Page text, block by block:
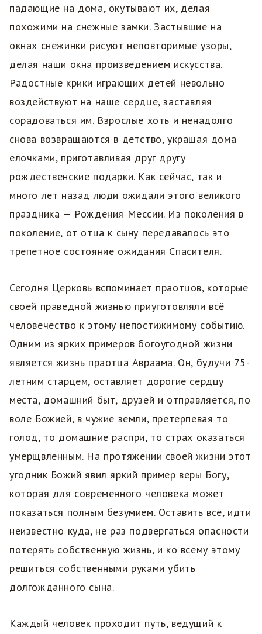
падающие на дома, окутывают их, делая
похожими на снежные замки. Застывшие на
окнах снежинки рисуют неповторимые узоры,
делая наши окна произведением искусства.
Радостные крики играющих детей невольно
воздействуют на наше сердце, заставляя
сорадоваться им. Взрослые хоть и ненадолго
снова возвращаются в детство, украшая дома
елочками, приготавливая друг другу
рождественские подарки. Как сейчас, так и
много лет назад люди ожидали этого великого
праздника — Рождения Мессии. Из поколения в
поколение, от отца к сыну передавалось это
трепетное состояние ожидания Спасителя.
Сегодня Церковь вспоминает праотцов, которые
своей праведной жизнью приуготовляли всё
человечество к этому непостижимому событию.
Одним из ярких примеров богоугодной жизни
является жизнь праотца Авраама. Он, будучи 75-
летним старцем, оставляет дорогие сердцу
места, домашний быт, друзей и отправляется, по
воле Божией, в чужие земли, претерпевая то
голод, то домашние распри, то страх оказаться
умерщвленным. На протяжении своей жизни этот
угодник Божий явил яркий пример веры Богу,
которая для современного человека может
показаться полным безумием. Оставить всё, идти
неизвестно куда, не раз подвергаться опасности
потерять собственную жизнь, и ко всему этому
решиться собственными руками убить
долгожданного сына.
Каждый человек проходит путь, ведущий к